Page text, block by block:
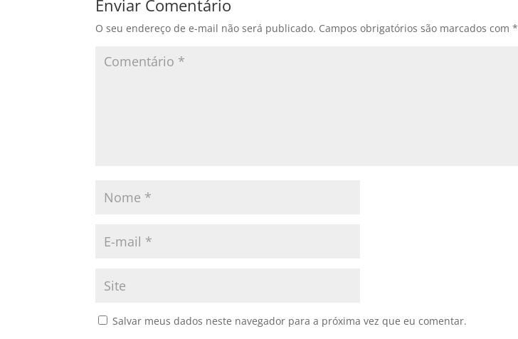
Enviar Comentário
O seu endereço de e-mail não será publicado. Campos obrigatórios são marcados com*
Salvar meus dados neste navegador para a próxima vez que eu comentar.